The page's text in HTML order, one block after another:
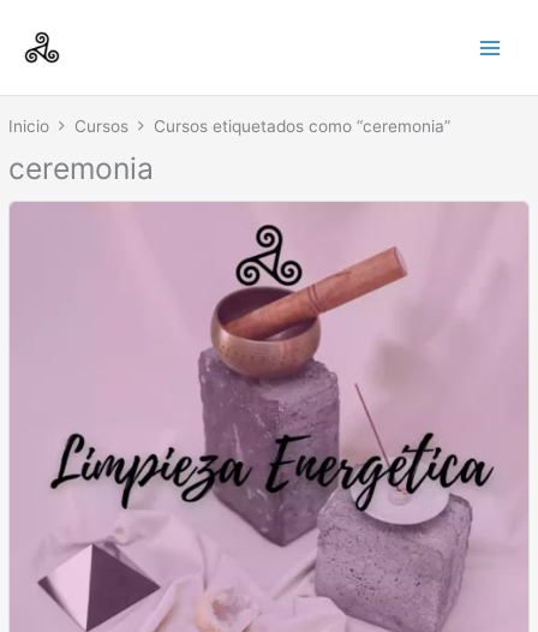
contenido
Inicio Cursos Cursos etiquetados como “ceremonia”
ceremonia